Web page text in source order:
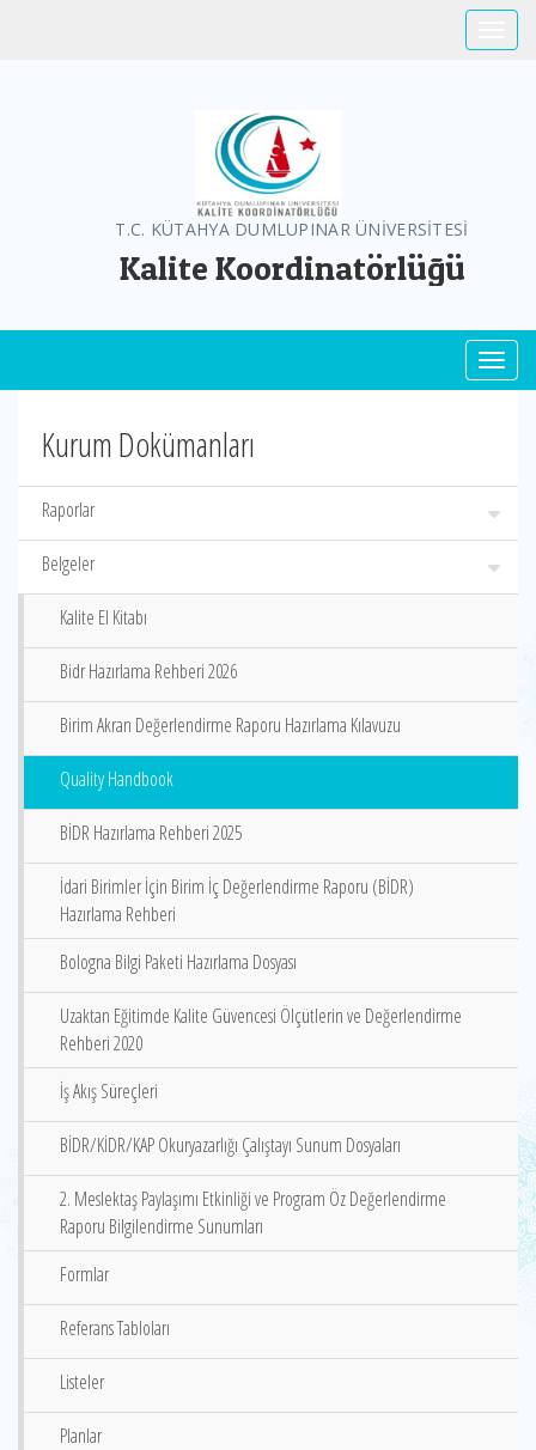
T.C. KÜTAHYA DUMLUPINAR ÜNİVERSİTESİ
Kalite Koordinatörlüğü
Kurum Dokümanları
Raporlar
Belgeler
Kalite El Kitabı
Bidr Hazırlama Rehberi 2026
Birim Akran Değerlendirme Raporu Hazırlama Kılavuzu
Quality Handbook
BİDR Hazırlama Rehberi 2025
İdari Birimler İçin Birim İç Değerlendirme Raporu (BİDR)
Hazırlama Rehberi
Bologna Bilgi Paketi Hazırlama Dosyası
Uzaktan Eğitimde Kalite Güvencesi Ölçütlerin ve Değerlendirme
Rehberi 2020
İş Akış Süreçleri
BİDR/KİDR/KAP Okuryazarlığı Çalıştayı Sunum Dosyaları
2. Meslektaş Paylaşımı Etkinliği ve Program Öz Değerlendirme
Raporu Bilgilendirme Sunumları
Formlar
Referans Tabloları
Listeler
Planlar